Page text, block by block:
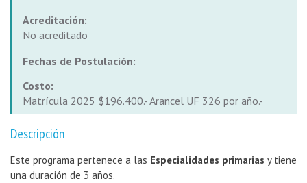
Acreditación:
No acreditado
Fechas de Postulación:
Costo:
Matrícula 2025 $196.400.- Arancel UF 326 por año.-
Descripción
Este programa pertenece a las Especialidades primarias y tiene
una duración de 3 años.